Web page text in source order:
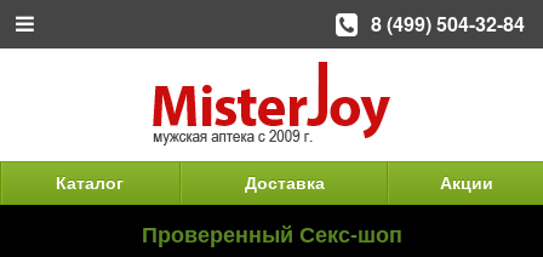
Каталог Доставка Акции
Проверенный Секс-шоп
8 (499) 504-32-84